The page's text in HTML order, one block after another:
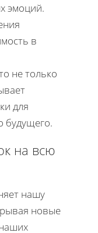
эмоций.
в
не только
для
будущего.
на всю
нашу
новые